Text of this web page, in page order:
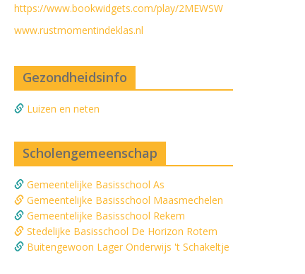
https://www.bookwidgets.com/play/2MEWSW
www.rustmomentindeklas.nl
Gezondheidsinfo
Luizen en neten
Scholengemeenschap
Gemeentelijke Basisschool As
Gemeentelijke Basisschool Maasmechelen
Gemeentelijke Basisschool Rekem
Stedelijke Basisschool De Horizon Rotem
Buitengewoon Lager Onderwijs 't Schakeltje